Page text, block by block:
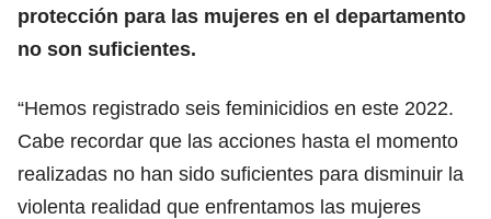
protección para las mujeres en el departamento
no son suficientes.
“Hemos registrado seis feminicidios en este 2022.
Cabe recordar que las acciones hasta el momento
realizadas no han sido suficientes para disminuir la
violenta realidad que enfrentamos las mujeres